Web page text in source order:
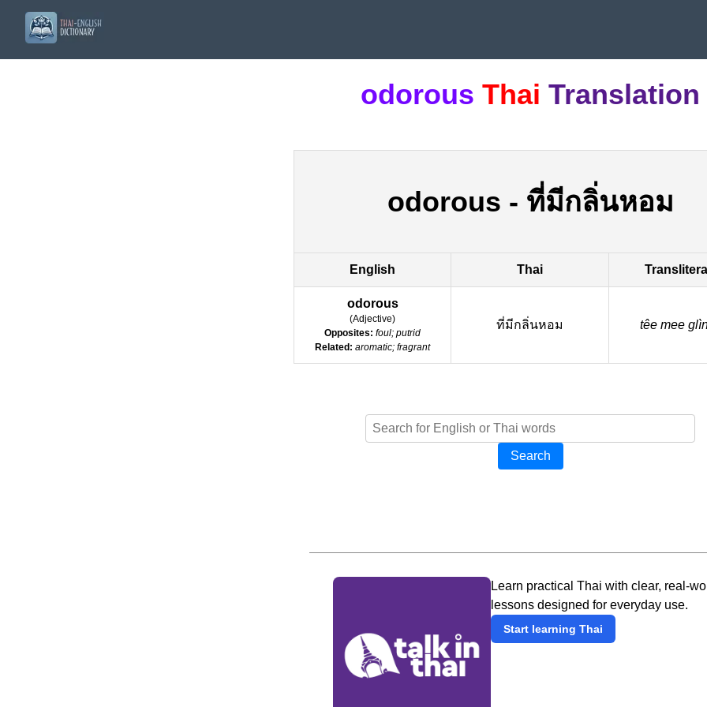
odorous Thai Translation
odorous - ที่มีกลิ่นหอม
English Thai
odorous
(Adjective)
Opposites: foul; putrid
Related: aromatic; fragrant
ที่มีกลิ่นหอม têe mee
Search
Learn practical Thai with clear, real-
lessons designed for everyday use.
Start learning Thai